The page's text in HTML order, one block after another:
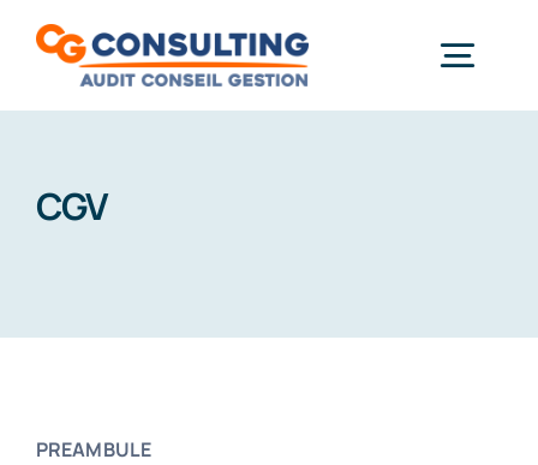
Gestion & Paie
Démarche RSE
CGV
PREAMBULE